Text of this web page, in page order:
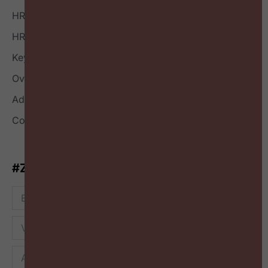
HR Index
HR Nieuwsbrief
Keynote
Over
Adverteren
Contact
#ZigZagHR-Nieuwsbrief